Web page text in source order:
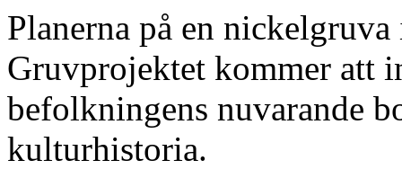
Planerna på en
Gruvprojektet kommer att
befolkningens nuvarande
kulturhistoria.